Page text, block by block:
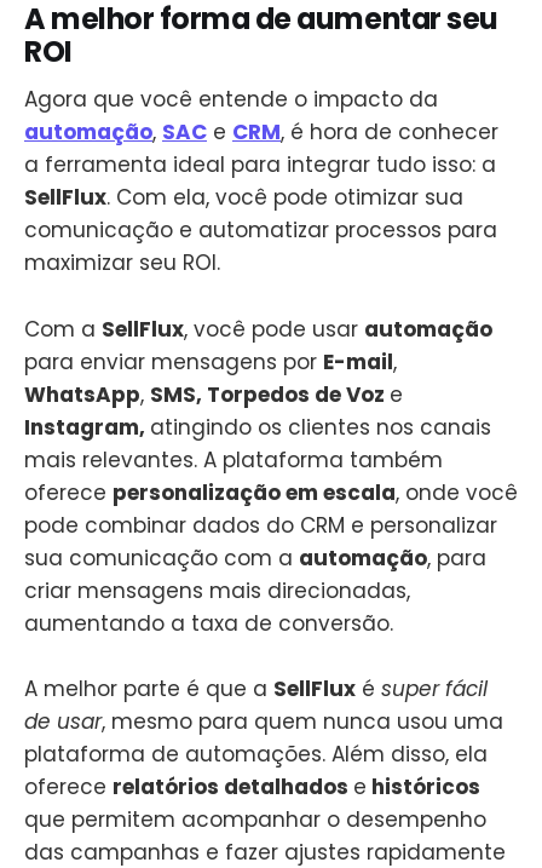
A melhor forma de aumentar seu
ROI
Agora que você entende o impacto da
automação, SAC e CRM, é hora de conhecer
a ferramenta ideal para integrar tudo isso: a
SellFlux. Com ela, você pode otimizar sua
comunicação e automatizar processos para
maximizar seu ROI.
Com a SellFlux, você pode usar automação
para enviar mensagens por E-mail,
WhatsApp, SMS, Torpedos de Voz e
Instagram, atingindo os clientes nos canais
mais relevantes. A plataforma também
oferece personalização em escala, onde você
pode combinar dados do CRM e personalizar
sua comunicação com a automação, para
criar mensagens mais direcionadas,
aumentando a taxa de conversão.
A melhor parte é que a SellFlux é super fácil
de usar, mesmo para quem nunca usou uma
plataforma de automações. Além disso, ela
oferece relatórios detalhados e históricos
que permitem acompanhar o desempenho
das campanhas e fazer ajustes rapidamente